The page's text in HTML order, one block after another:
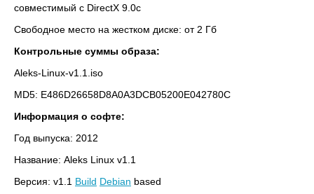
совместимый с DirectX 9.0c
Свободное место на жестком диске: от 2 Гб
Контрольные суммы образа:
Aleks-Linux-v1.1.iso
MD5: E486D26658D8A0A3DCB05200E042780C
Информация о софте:
Год выпуска: 2012
Название: Aleks Linux v1.1
Версия: v1.1 Build Debian based